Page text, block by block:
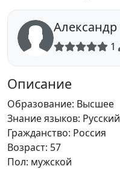
Александр
1
Описание
Образование: Высшее
Знание языков: Русский
Гражданство: Россия
Возраст: 57
Пол: мужской